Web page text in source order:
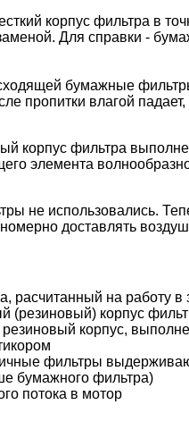
корпус фильтра в
Для справки -
бумажные
пропитки влагой
корпус фильтра
элемента
не использовались.
доставлять
расчитанный на работу
(резиновый) корпус
корпус,
фильтры
бумажного фильтра)
потока в мотор